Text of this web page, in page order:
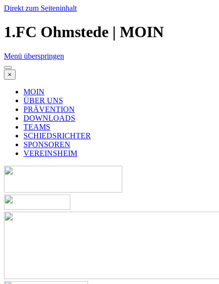
Direkt zum Seiteninhalt
1.FC Ohmstede | MOIN
Menü überspringen
×
MOIN
ÜBER UNS
PRÄVENTION
DOWNLOADS
TEAMS
SCHIEDSRICHTER
SPONSOREN
VEREINSHEIM